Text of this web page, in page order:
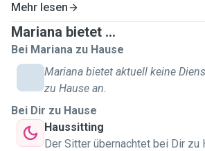
Mehr lesen
Mariana bietet ...
Bei Mariana zu Hause
Mariana bietet aktuell keine
zu Hause an.
Bei Dir zu Hause
Haussitting
Der Sitter übernachtet bei Dir zu